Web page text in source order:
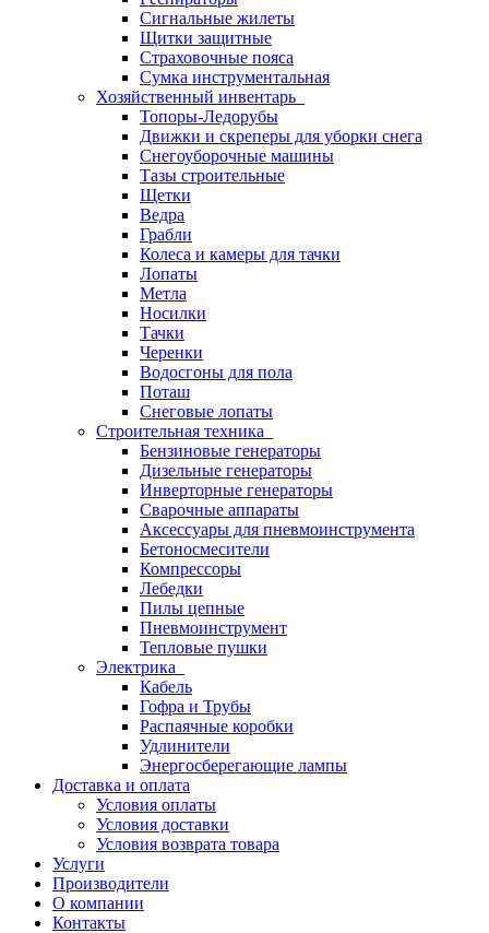
Сигнальные жилеты
Щитки защитные
Страховочные пояса
Сумка инструментальная
Хозяйственный инвентарь
Топоры-Ледорубы
Движки и скреперы для уборки снега
Снегоуборочные машины
Тазы строительные
Щетки
Ведра
Грабли
Колеса и камеры для тачки
Лопаты
Метла
Носилки
Тачки
Черенки
Водосгоны для пола
Поташ
Снеговые лопаты
Строительная техника
Бензиновые генераторы
Дизельные генераторы
Инверторные генераторы
Сварочные аппараты
Аксессуары для пневмоинструмента
Бетоносмесители
Компрессоры
Лебедки
Пилы цепные
Пневмоинструмент
Тепловые пушки
Электрика
Кабель
Гофра и Трубы
Распаячные коробки
Удлинители
Энергосберегающие лампы
Доставка и оплата
Условия оплаты
Условия доставки
Условия возврата товара
Услуги
Производители
О компании
Контакты